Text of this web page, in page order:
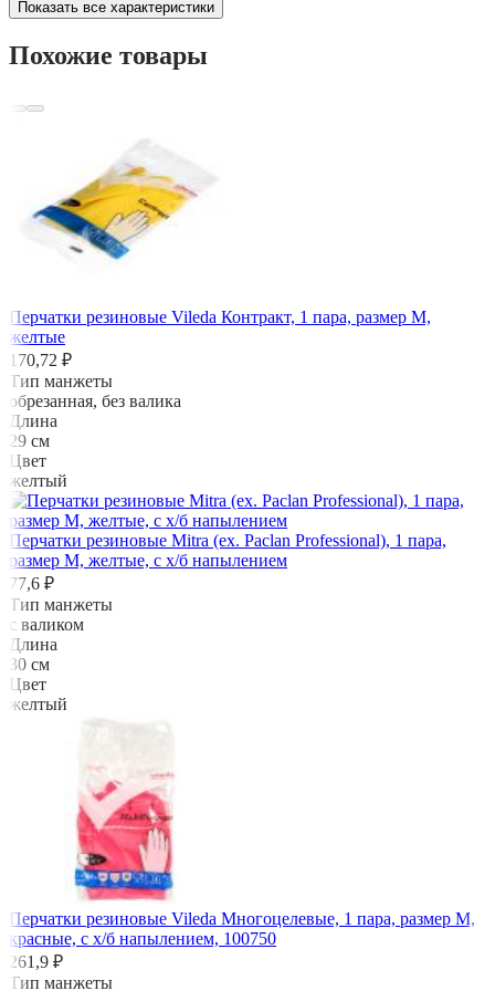
Показать все характеристики
Похожие товары
Перчатки резиновые Vileda Контракт, 1 пара, размер M,
желтые
170,72 ₽
Тип манжеты
обрезанная, без валика
Длина
29 см
Цвет
желтый
Перчатки резиновые Mitra (ex. Paclan Professional), 1 пара,
размер M, желтые, с х/б напылением
77,6 ₽
Тип манжеты
с валиком
Длина
30 см
Цвет
желтый
Перчатки резиновые Vileda Многоцелевые, 1 пара, размер M,
красные, с х/б напылением, 100750
261,9 ₽
Тип манжеты